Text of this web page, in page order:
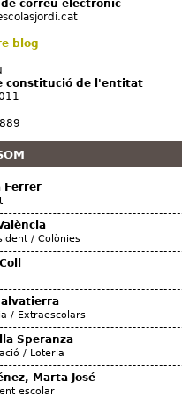
correu electrònic
blog
constitució de l'entitat
Ferrer
/ Colònies
/ Extraescolars
Speranza
/ Loteria
Marta José
escolar